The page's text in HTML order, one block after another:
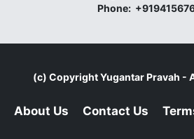
Phone:
(c) CopyrightYugantar Pravah -
About Us Contact Us